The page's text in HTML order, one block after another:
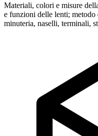
Materiali, colori e misure
e funzioni delle lenti; metodo
minuteria, naselli, terminali,